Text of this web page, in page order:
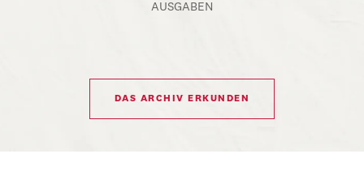
AUSGABEN
DAS ARCHIV ERKUNDEN